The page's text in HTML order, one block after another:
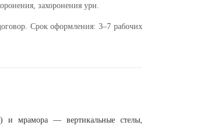
захоронения урн.
Срок оформления: 3–7 рабочих
и мрамора — вертикальные стелы,